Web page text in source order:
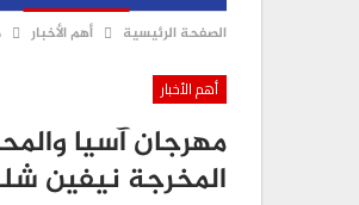
الصفحة الرئيسية أهم الأخبار
أهم الأخبار
مهرجان آسيا
المخرجة نيفين